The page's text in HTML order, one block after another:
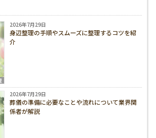
2026年7月29日
身辺整理の手順やスムーズに整理するコツを紹
介
2026年7月29日
葬儀の準備に必要なことや流れについて業界関
係者が解説